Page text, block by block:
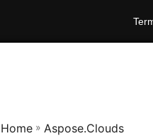
Home » Aspose.Clouds